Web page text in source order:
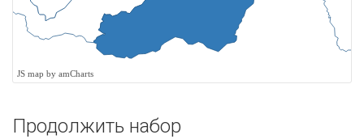
JS map by amCharts
Продолжить набор